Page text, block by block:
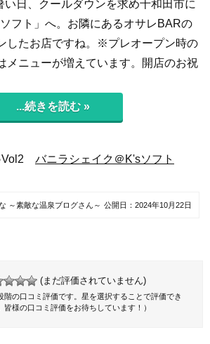
い日、クールダウンを求め十和田市に
フト」へ。お隣にあるオサレBARの
したお店ですね。※プレオープン時の
メニューが増えています。開店のお祝
...続きを読む »
バニラシェイク＠K'sソフト
～素敵な温泉ブログさん～ 公開日： 2024年10月22日
(まだ評価されていません)
階の口コミ評価です。星を選択することで評価でき
皆様の口コミ評価をお待ちしています！）